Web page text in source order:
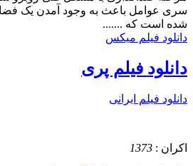
سری عوامل باعث به وجود آمدن یک
شده است که .......
دانلود فیلم میکس
دانلود فیلم پری
دانلود فیلم ایرانی
اکران : 1373